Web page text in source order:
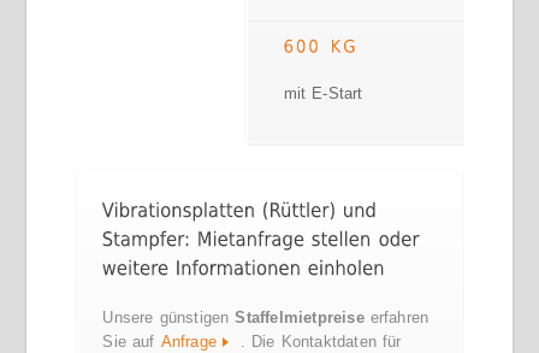
mit E-Start
Unsere günstigenStaffelmietpreiseerfahren
Sie auf Anfrage
. Die Kontaktdaten für